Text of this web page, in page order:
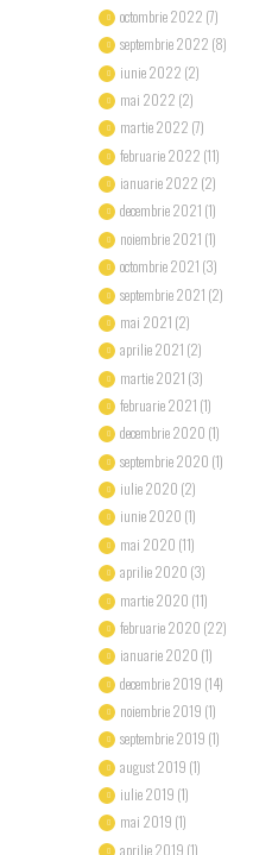
octombrie 2022 (7)
septembrie 2022 (8)
iunie 2022 (2)
mai 2022 (2)
martie 2022 (7)
februarie 2022 (11)
ianuarie 2022 (2)
decembrie 2021 (1)
noiembrie 2021 (1)
octombrie 2021 (3)
septembrie 2021 (2)
mai 2021 (2)
aprilie 2021 (2)
martie 2021 (3)
februarie 2021 (1)
decembrie 2020 (1)
septembrie 2020 (1)
iulie 2020 (2)
iunie 2020 (1)
mai 2020 (11)
aprilie 2020 (3)
martie 2020 (11)
februarie 2020 (22)
ianuarie 2020 (1)
decembrie 2019 (14)
noiembrie 2019 (1)
septembrie 2019 (1)
august 2019 (1)
iulie 2019 (1)
mai 2019 (1)
aprilie 2019 (1)